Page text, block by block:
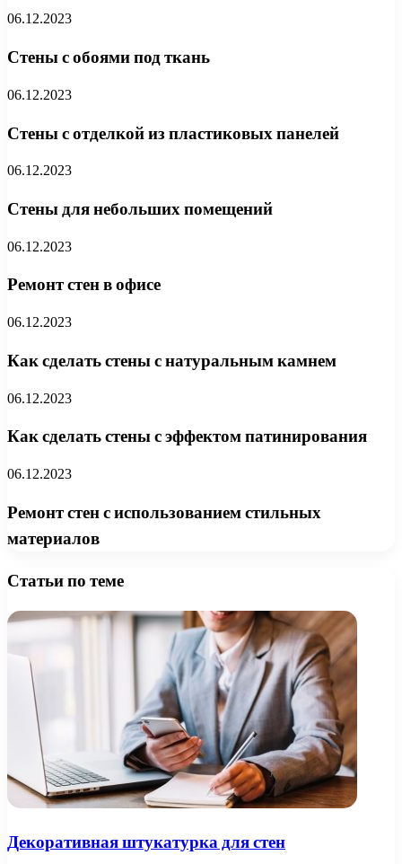
06.12.2023
Стены с обоями под ткань
06.12.2023
Стены с отделкой из пластиковых панелей
06.12.2023
Стены для небольших помещений
06.12.2023
Ремонт стен в офисе
06.12.2023
Как сделать стены с натуральным камнем
06.12.2023
Как сделать стены с эффектом патинирования
06.12.2023
Ремонт стен с использованием стильных
материалов
Статьи по теме
Декоративная штукатурка для стен